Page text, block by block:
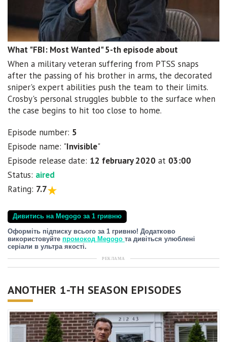
What "FBI: Most Wanted" 5-th episode about
When a military veteran suffering from PTSS snaps
after the passing of his brother in arms, the decorated
sniper's expert abilities push the team to their limits.
Crosby's personal struggles bubble to the surface when
the case begins to hit too close to home.
Episode number: 5
Episode name: "Invisible"
Episode release date: 12 february 2020 at 03:00
Status: aired
Rating: 7.7
Дивитись на Megogo за 1 гривню
Оформіть підписку всього за 1 гривню! Додатково
використовуйте промокод Megogo та дивіться улюблені
серіали в ультра якості.
РЕКЛАМА
ANOTHER 1-TH SEASON EPISODES